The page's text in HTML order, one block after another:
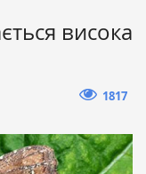
висока
1817